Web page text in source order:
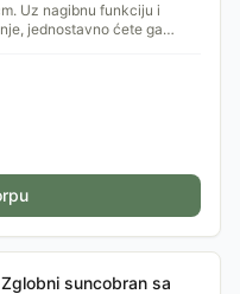
Uz nagibnu funkciju i
jednostavno ćete ga
Zglobni suncobran sa